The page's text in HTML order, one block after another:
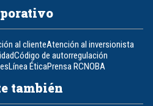
al clienteAtención al inversionista
Código de autorregulación
Línea ÉticaPrensa RCNOBA
también